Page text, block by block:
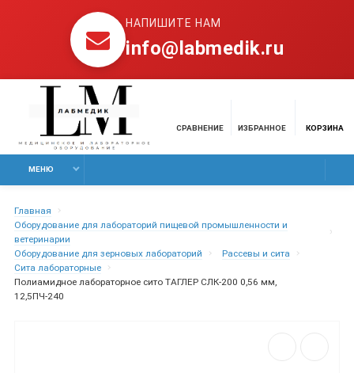
НАПИШИТЕ НАМ
info@labmedik.ru
СРАВНЕНИЕ ИЗБРАННОЕ КОРЗИНА
МЕНЮ
Главная
Оборудование для лабораторий пищевой промышленности и
ветеринарии
Оборудование для зерновых лабораторий
Рассевы и сита
Сита лабораторные
Полиамидное лабораторное сито ТАГЛЕР СЛК-200 0,56 мм,
12,5ПЧ-240